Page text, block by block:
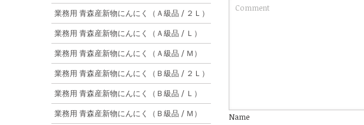
Name
業務用 青森産新物にんにく（Ａ級品 / ２Ｌ）
業務用 青森産新物にんにく（Ａ級品 / Ｌ）
業務用 青森産新物にんにく（Ａ級品 / Ｍ）
業務用 青森産新物にんにく（Ｂ級品 / ２Ｌ）
業務用 青森産新物にんにく（Ｂ級品 / Ｌ）
業務用 青森産新物にんにく（Ｂ級品 / Ｍ）